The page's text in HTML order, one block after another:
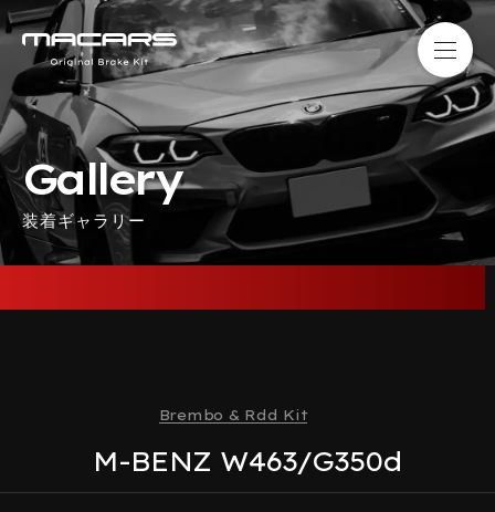
Gallery
装着ギャラリー
Brembo & Rdd Kit
M-BENZ W463/G350d